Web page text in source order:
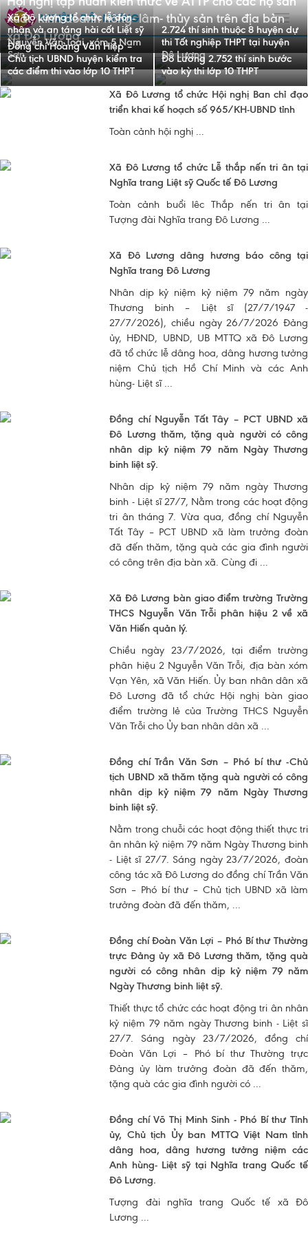
xuất, kinh doanh nông- lâm- thủy sản trên địa bàn
xã Đô Lương
Xã Đô Lương tổ chức lễ đón
nhận và an táng hài cốt Liệt sỹ
Nguyễn Văn Toại, xóm 5 Nam
Sơn.
2.724 thí sinh thuộc 8 huyện dự
thi Tốt nghiệp THPT tại huyện
Đô Lương
Đồng chí Hoàng Văn Hiệp –
Chủ tịch UBND huyện kiểm tra
các điểm thi vào lớp 10 THPT
Đô Lương 2.752 thí sinh bước
vào kỳ thi lớp 10 THPT
Xã Đô Lương tổ chức Hội nghị Ban chỉ đạo
triển khai kế hoạch số 965/KH-UBND tỉnh
Toàn cảnh hội nghị ...
Xã Đô Lương tổ chức Lễ thắp nến tri ân tại
Nghĩa trang Liệt sỹ Quốc tế Đô Lương
Toàn cảnh buổi lêc Thắp nến tri ân tại
Tượng đài Nghĩa trang Đô Lương ...
Xã Đô Lương dâng hương báo công tại
Nghĩa trang Đô Lương
Nhân dịp kỷ niệm kỷ niệm 79 năm ngày
Thương binh – Liệt sĩ (27/7/1947 -
27/7/2026), chiều ngày 26/7/2026 Đảng
ủy, HĐND, UBND, UB MTTQ xã Đô Lương
đã tổ chức lễ dâng hoa, dâng hương tưởng
niệm Chủ tịch Hồ Chí Minh và các Anh
hùng- Liệt sĩ ...
Đồng chí Nguyễn Tất Tây – PCT UBND xã
Đô Lương thăm, tặng quà người có công
nhân dịp kỷ niệm 79 năm Ngày Thương
binh liệt sỹ.
Nhân dịp kỷ niệm 79 năm ngày Thương
binh - Liệt sĩ 27/7, Nằm trong các hoạt động
tri ân tháng 7. Vừa qua, đồng chí Nguyễn
Tất Tây – PCT UBND xã làm trưởng đoàn
đã đến thăm, tặng quà các gia đình người
có công trên địa bàn xã. Cùng đi ...
Xã Đô Lương bàn giao điểm trường Trường
THCS Nguyễn Văn Trỗi phân hiệu 2 về xã
Văn Hiến quản lý.
Chiều ngày 23/7/2026, tại điểm trường
phân hiệu 2 Nguyễn Văn Trỗi, địa bàn xóm
Vạn Yên, xã Văn Hiến. Ủy ban nhân dân xã
Đô Lương đã tổ chức Hội nghị bàn giao
điểm trường lẻ của Trường THCS Nguyễn
Văn Trỗi cho Ủy ban nhân dân xã ...
Đồng chí Trần Văn Sơn – Phó bí thư -Chủ
tịch UBND xã thăm tặng quà người có công
nhân dịp kỷ niệm 79 năm Ngày Thương
binh liệt sỹ.
Nằm trong chuỗi các hoạt động thiết thực tri
ân nhân kỷ niệm 79 năm Ngày Thương binh
- Liệt sĩ 27/7. Sáng ngày 23/7/2026, đoàn
công tác xã Đô Lương do đồng chí Trần Văn
Sơn – Phó bí thư – Chủ tịch UBND xã làm
trưởng đoàn đã đến thăm, ...
Đồng chí Đoàn Văn Lợi – Phó Bí thư Thường
trực Đảng ủy xã Đô Lương thăm, tặng quà
người có công nhân dịp kỷ niệm 79 năm
Ngày Thương binh liệt sỹ.
Thiết thực tổ chức các hoạt động tri ân nhân
kỷ niệm 79 năm ngày Thương binh - Liệt sĩ
27/7. Sáng ngày 23/7/2026, đồng chí
Đoàn Văn Lợi – Phó bí thư Thường trực
Đảng ủy làm trưởng đoàn đã đến thăm,
tặng quà các gia đình người có ...
Đồng chí Võ Thị Minh Sinh - Phó Bí thư Tỉnh
ủy, Chủ tịch Ủy ban MTTQ Việt Nam tỉnh
dâng hoa, dâng hương tưởng niệm các
Anh hùng- Liệt sỹ tại Nghĩa trang Quốc tế
Đô Lương.
Tượng đài nghĩa trang Quốc tế xã Đô
Lương ...